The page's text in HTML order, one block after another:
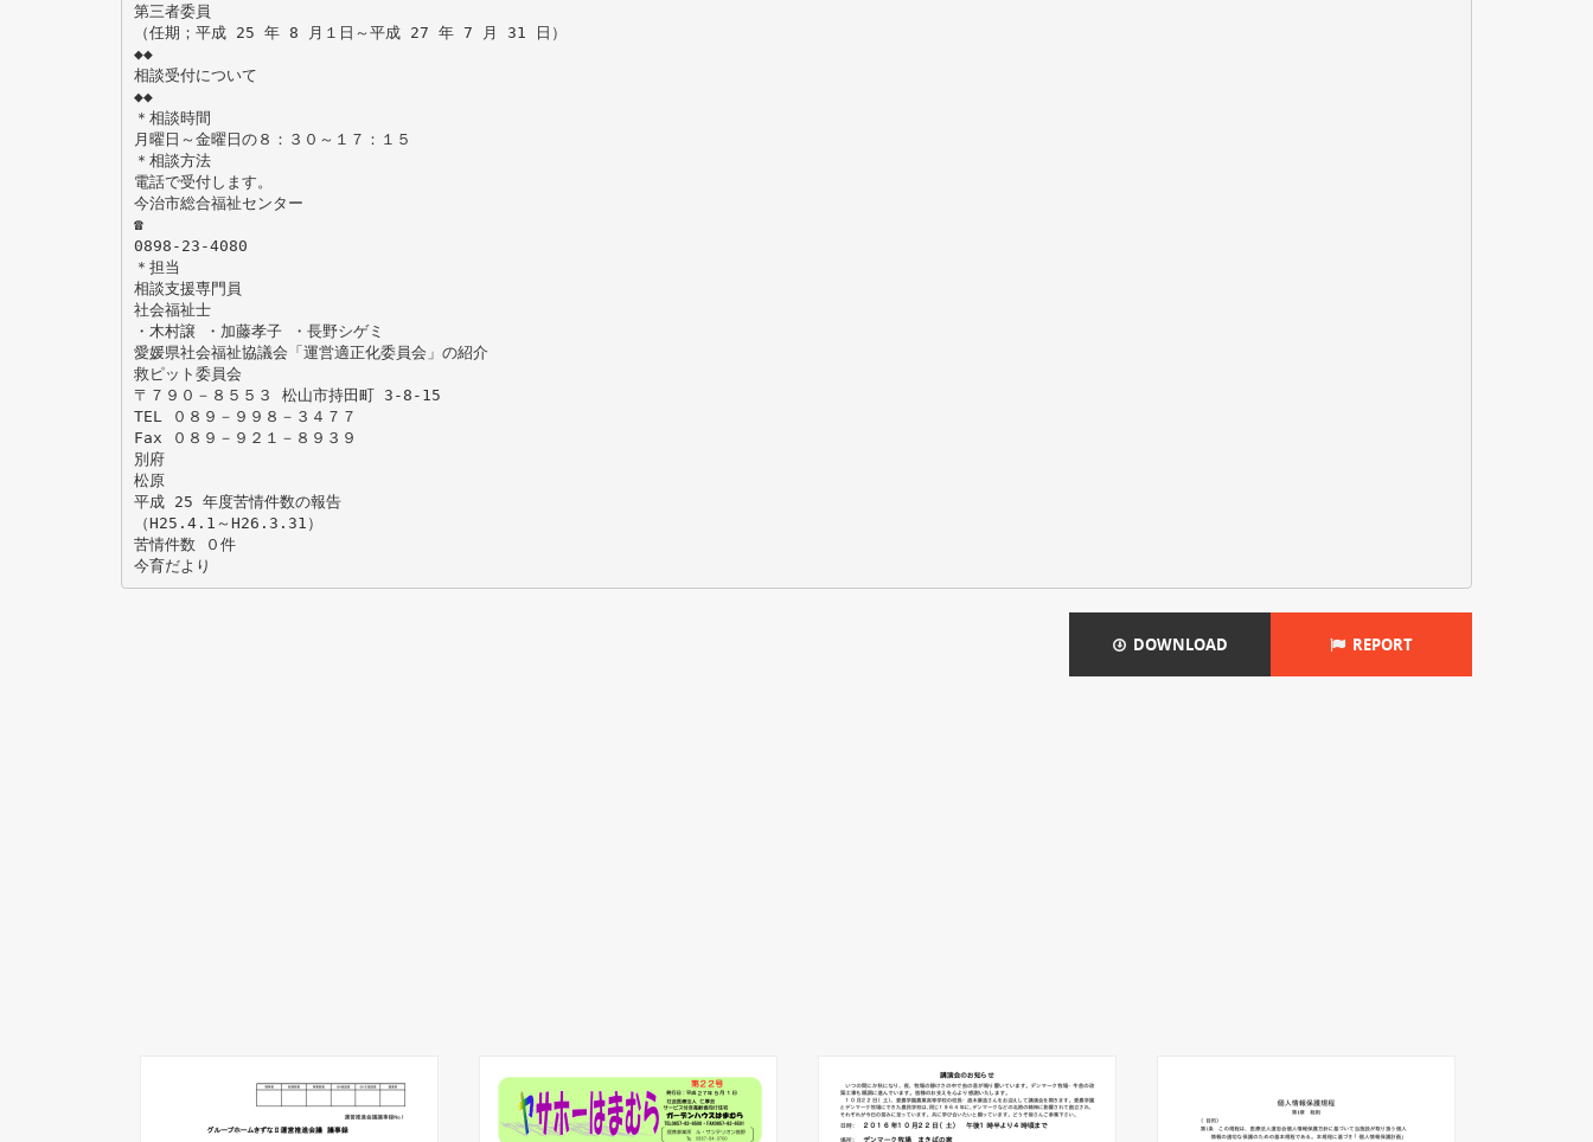
第三者委員
（任期；平成 25 年 8 月１日～平成 27 年 7 月 31 日）
◆◆
相談受付について
◆◆
＊相談時間
月曜日～金曜日の８：３０～１７：１５
＊相談方法
電話で受付します。
今治市総合福祉センター
☎
0898-23-4080
＊担当
相談支援専門員
社会福祉士
・木村譲 ・加藤孝子 ・長野シゲミ
愛媛県社会福祉協議会「運営適正化委員会」の紹介
救ピット委員会
〒７９０－８５５３ 松山市持田町 3-8-15
TEL ０８９－９９８－３４７７
Fax ０８９－９２１－８９３９
別府
松原
平成 25 年度苦情件数の報告
（H25.4.1～H26.3.31）
苦情件数 ０件
DOWNLOAD REPORT